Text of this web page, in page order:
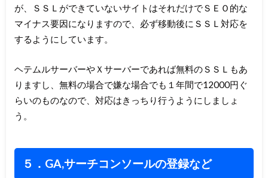
が、ＳＳＬができていないサイトはそれだけでＳＥＯ的な
マイナス要因になりますので、必ず移動後にＳＳＬ対応を
するようにしています。
ヘテムルサーバーやＸサーバーであれば無料のＳＳＬもあ
りますし、無料の場合で嫌な場合でも１年間で12000円ぐ
らいのものなので、対応はきっちり行うようにしましょ
う。
５．GA,サーチコンソールの登録など